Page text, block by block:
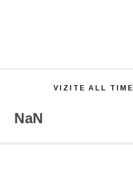
VIZITE ALL TIME
NaN